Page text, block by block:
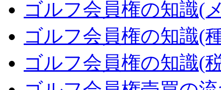
ゴルフ会員権の知識(
ゴルフ会員権の知識(
ゴルフ会員権の知識(